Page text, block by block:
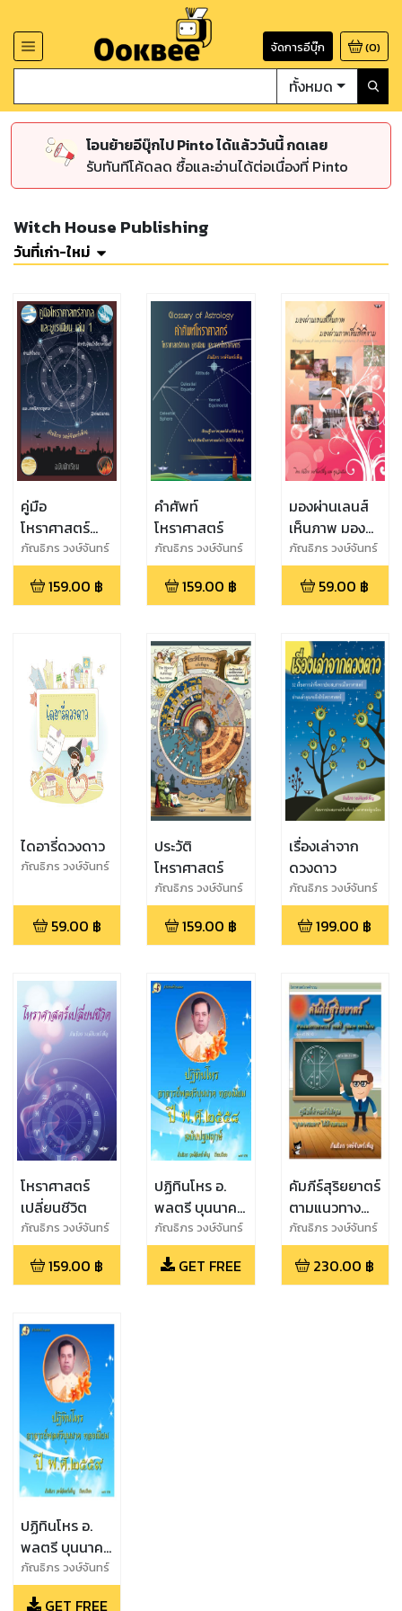
จัดการอีบุ๊ก (0)
ทั้งหมด
โอนย้ายอีบุ๊กไป Pinto ได้แล้ววันนี้ กดเลย
รับทันทีโค้ดลด ซื้อและอ่านได้ต่อเนื่องที่ Pinto
Witch House Publishing
วันที่เก่า-ใหม่
คู่มือ
โหราศาสตร์
สากลและยูเร
เนียน เล่ม 1
ภัณธิภร วงษ์จันทร์
เพ็ญ
159.00 ฿
คำศัพท์
โหราศาสตร์
ภัณธิภร วงษ์จันทร์
เพ็ญ
159.00 ฿
มองผ่านเลนส์
เห็นภาพ มอง
ผ่านภาพเห็นสิ่ง
ดีงาม
ภัณธิภร วงษ์จันทร์
เพ็ญ
59.00 ฿
ไดอารี่ดวงดาว
ภัณธิภร วงษ์จันทร์
59.00 ฿
ประวัติ
โหราศาสตร์
ภัณธิภร วงษ์จันทร์
เพ็ญ
159.00 ฿
เรื่องเล่าจาก
ดวงดาว
ภัณธิภร วงษ์จันทร์
เพ็ญ
199.00 ฿
โหราศาสตร์
เปลี่ยนชีวิต
ภัณธิภร วงษ์จันทร์
เพ็ญ
159.00 ฿
ปฏิทินโหร อ.
พลตรี บุนนาค
ทองเนียม
ภัณธิภร วงษ์จันทร์
เพ็ญ
GET FREE
คัมภีร์สุริยยาตร์
ตามแนวทาง
อาจารย์ พลตรี
บุนนาค ทอง
เนียม
ภัณธิภร วงษ์จันทร์
เพ็ญ
230.00 ฿
ปฏิทินโหร อ.
พลตรี บุนนาค
ทองเนียม ปี
2559
ภัณธิภร วงษ์จันทร์
เพ็ญ
GET FREE